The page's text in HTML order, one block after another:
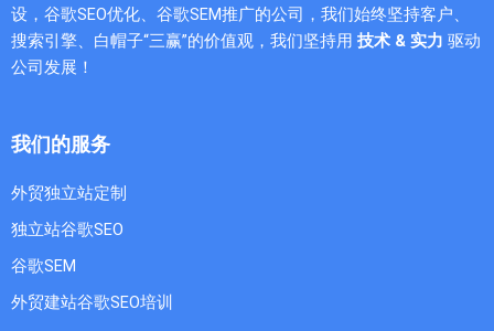
设，谷歌SEO优化、谷歌SEM推广的公司，我们始终坚持客户、
搜索引擎、白帽子“三赢”的价值观，我们坚持用 技术 & 实力 驱动
公司发展！
我们的服务
外贸独立站定制
独立站谷歌SEO
谷歌SEM
外贸建站谷歌SEO培训